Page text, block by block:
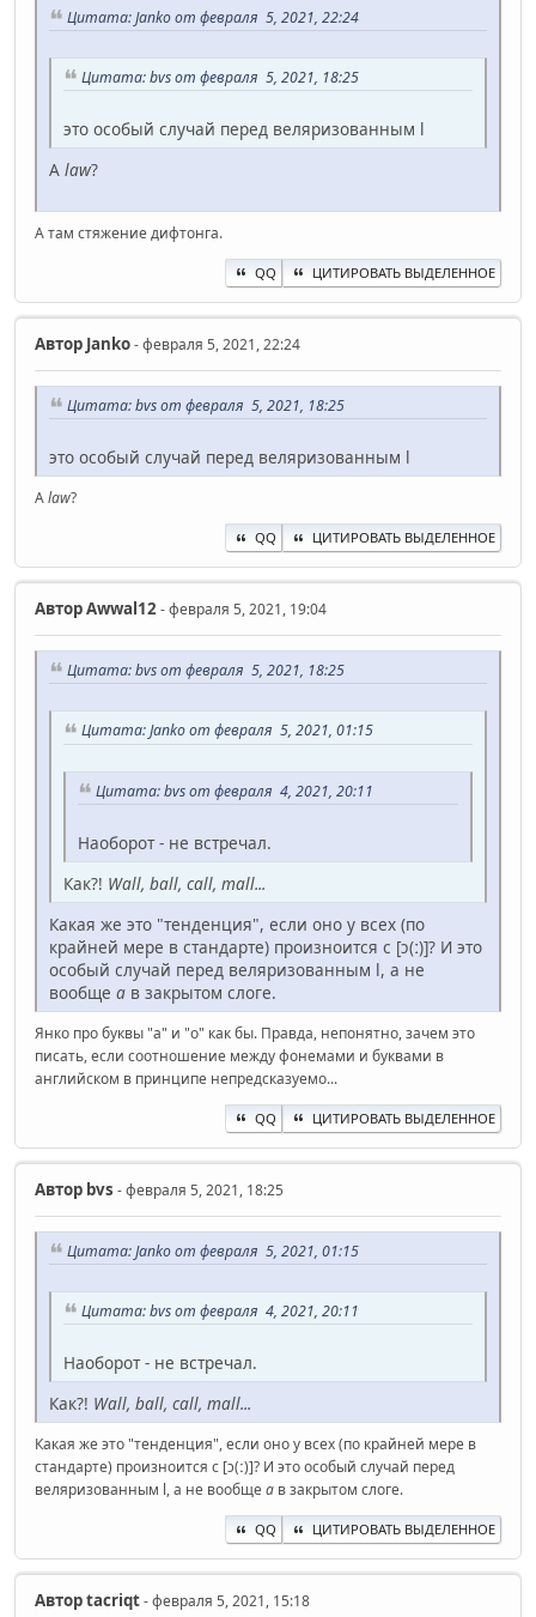
Цитата: Janko от февраля 5, 2021, 22:24
Цитата: bvs от февраля 5, 2021, 18:25
это особый случай перед веляризованным l
A law?
А там стяжение дифтонга.
QQ ЦИТИРОВАТЬ ВЫДЕЛЕННОЕ
Автор Janko- февраля 5, 2021, 22:24
Цитата: bvs от февраля 5, 2021, 18:25
это особый случай перед веляризованным l
Alaw?
QQ ЦИТИРОВАТЬ ВЫДЕЛЕННОЕ
АвторAwwal12- февраля 5, 2021, 19:04
Цитата: bvs от февраля 5, 2021, 18:25
Цитата: Janko от февраля 5, 2021, 01:15
Цитата: bvs от февраля 4, 2021, 20:11
Наоборот - не встречал.
Как?! Wall, ball, call, mall...
Какая же это "тенденция", если оно у всех (по
крайней мере в стандарте) произноится с [ɔ(ː)]? И это
особый случай перед веляризованным l, а не
вообще а в закрытом слоге.
Янко про буквы "a" и "o" как бы. Правда, непонятно, зачем это
писать, если соотношение между фонемами и буквами в
английском в принципе непредсказуемо...
QQ ЦИТИРОВАТЬ ВЫДЕЛЕННОЕ
Автор bvs - февраля 5, 2021, 18:25
Цитата: Janko от февраля 5, 2021, 01:15
Цитата: bvs от февраля 4, 2021, 20:11
Наоборот - не встречал.
Как?! Wall, ball, call, mall...
Какая же это "тенденция", если оно у всех (по крайней мере в
стандарте) произноится с [ɔ(ː)]? И это особый случай перед
веляризованным l, а не вообще а в закрытом слоге.
QQ ЦИТИРОВАТЬ ВЫДЕЛЕННОЕ
Авторta‍criqt- февраля 5, 2021, 15:18